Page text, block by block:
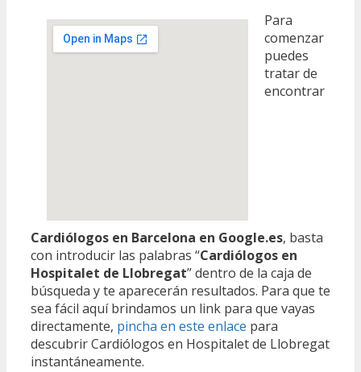
Para
comenzar
puedes
tratar de
encontrar
Cardiólogos en Barcelona en Google.es, basta
con introducir las palabras “Cardiólogos en
Hospitalet de Llobregat” dentro de la caja de
búsqueda y te aparecerán resultados. Para que te
sea fácil aquí brindamos un link para que vayas
directamente, pincha en este enlace para
descubrir Cardiólogos en Hospitalet de Llobregat
instantáneamente.